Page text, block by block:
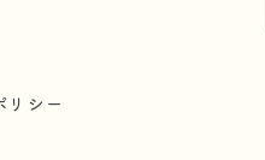
リシー